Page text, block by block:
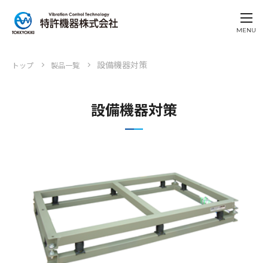
MENU
トップ 製品一覧 設備機器対策
設備機器対策